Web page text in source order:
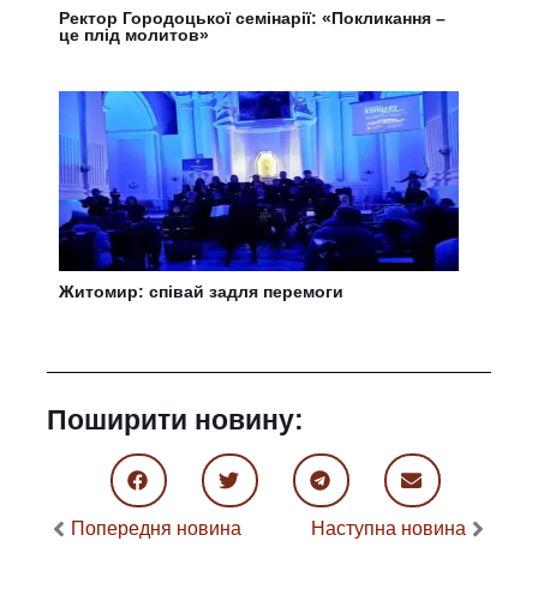
Ректор Городоцької семінарії: «Покликання –
це плід молитов»
Житомир: співай задля перемоги
Поширити новину:
Попередня новина Наступна новина